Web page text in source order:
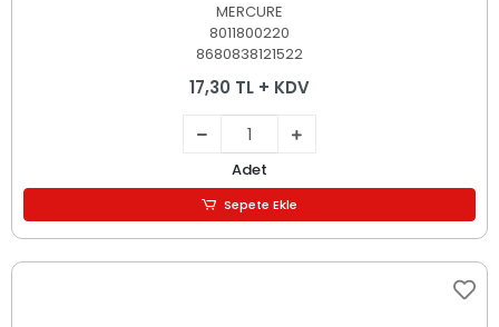
MERCURE
8011800220
8680838121522
17,30 TL + KDV
Adet
Sepete Ekle